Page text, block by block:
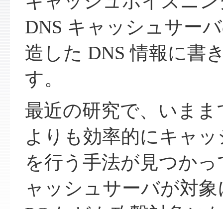
DNS キャッシュサー
造した DNS 情報に書
す。
最近の研究で、いま
よりも効率的にキャ
を行う手法が見つか
ャッシュサーバが対